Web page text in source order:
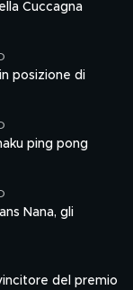
Cuccagna
posizione di
ping pong
Nana, gli
del premio